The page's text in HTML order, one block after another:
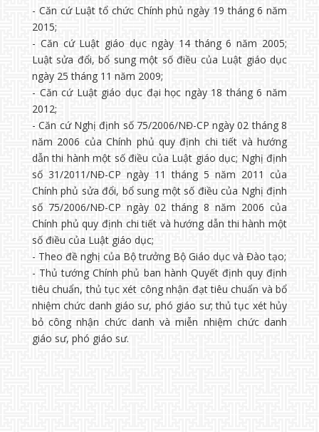
- Căn cứ Luật tổ chức Chính phủ ngày 19 tháng 6 năm
2015;
- Căn cứ Luật giáo dục ngày 14 tháng 6 năm 2005;
Luật sửa đổi, bổ sung một số điều của Luật giáo dục
ngày 25 tháng 11 năm 2009;
- Căn cứ Luật giáo dục đại học ngày 18 tháng 6 năm
2012;
- Căn cứ Nghị định số 75/2006/NĐ-CP ngày 02 tháng 8
năm 2006 của Chính phủ quy định chi tiết và hướng
dẫn thi hành một số điều của Luật giáo dục; Nghị định
số 31/2011/NĐ-CP ngày 11 tháng 5 năm 2011 của
Chính phủ sửa đổi, bổ sung một số điều của Nghị định
số 75/2006/NĐ-CP ngày 02 tháng 8 năm 2006 của
Chính phủ quy định chi tiết và hướng dẫn thi hành một
số điều của Luật giáo dục;
- Theo đề nghị của Bộ trưởng Bộ Giáo dục và Đào tạo;
- Thủ tướng Chính phủ ban hành Quyết định quy định
tiêu chuẩn, thủ tục xét công nhận đạt tiêu chuẩn và bổ
nhiệm chức danh giáo sư, phó giáo sư; thủ tục xét hủy
bỏ công nhận chức danh và miễn nhiệm chức danh
giáo sư, phó giáo sư.